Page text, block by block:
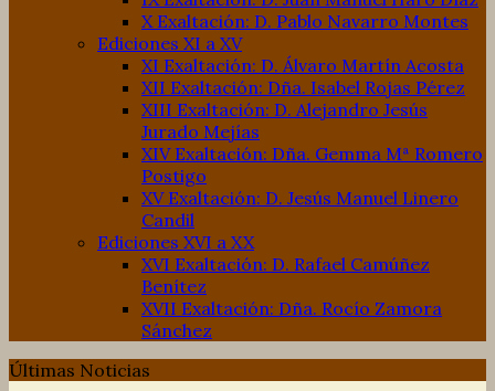
X Exaltación: D. Pablo Navarro Montes
Ediciones XI a XV
XI Exaltación: D. Álvaro Martín Acosta
XII Exaltación: Dña. Isabel Rojas Pérez
XIII Exaltación: D. Alejandro Jesús
Jurado Mejías
XIV Exaltación: Dña. Gemma Mª Romero
Postigo
XV Exaltación: D. Jesús Manuel Linero
Candil
Ediciones XVI a XX
XVI Exaltación: D. Rafael Camúñez
Benítez
XVII Exaltación: Dña. Rocío Zamora
Sánchez
Últimas Noticias